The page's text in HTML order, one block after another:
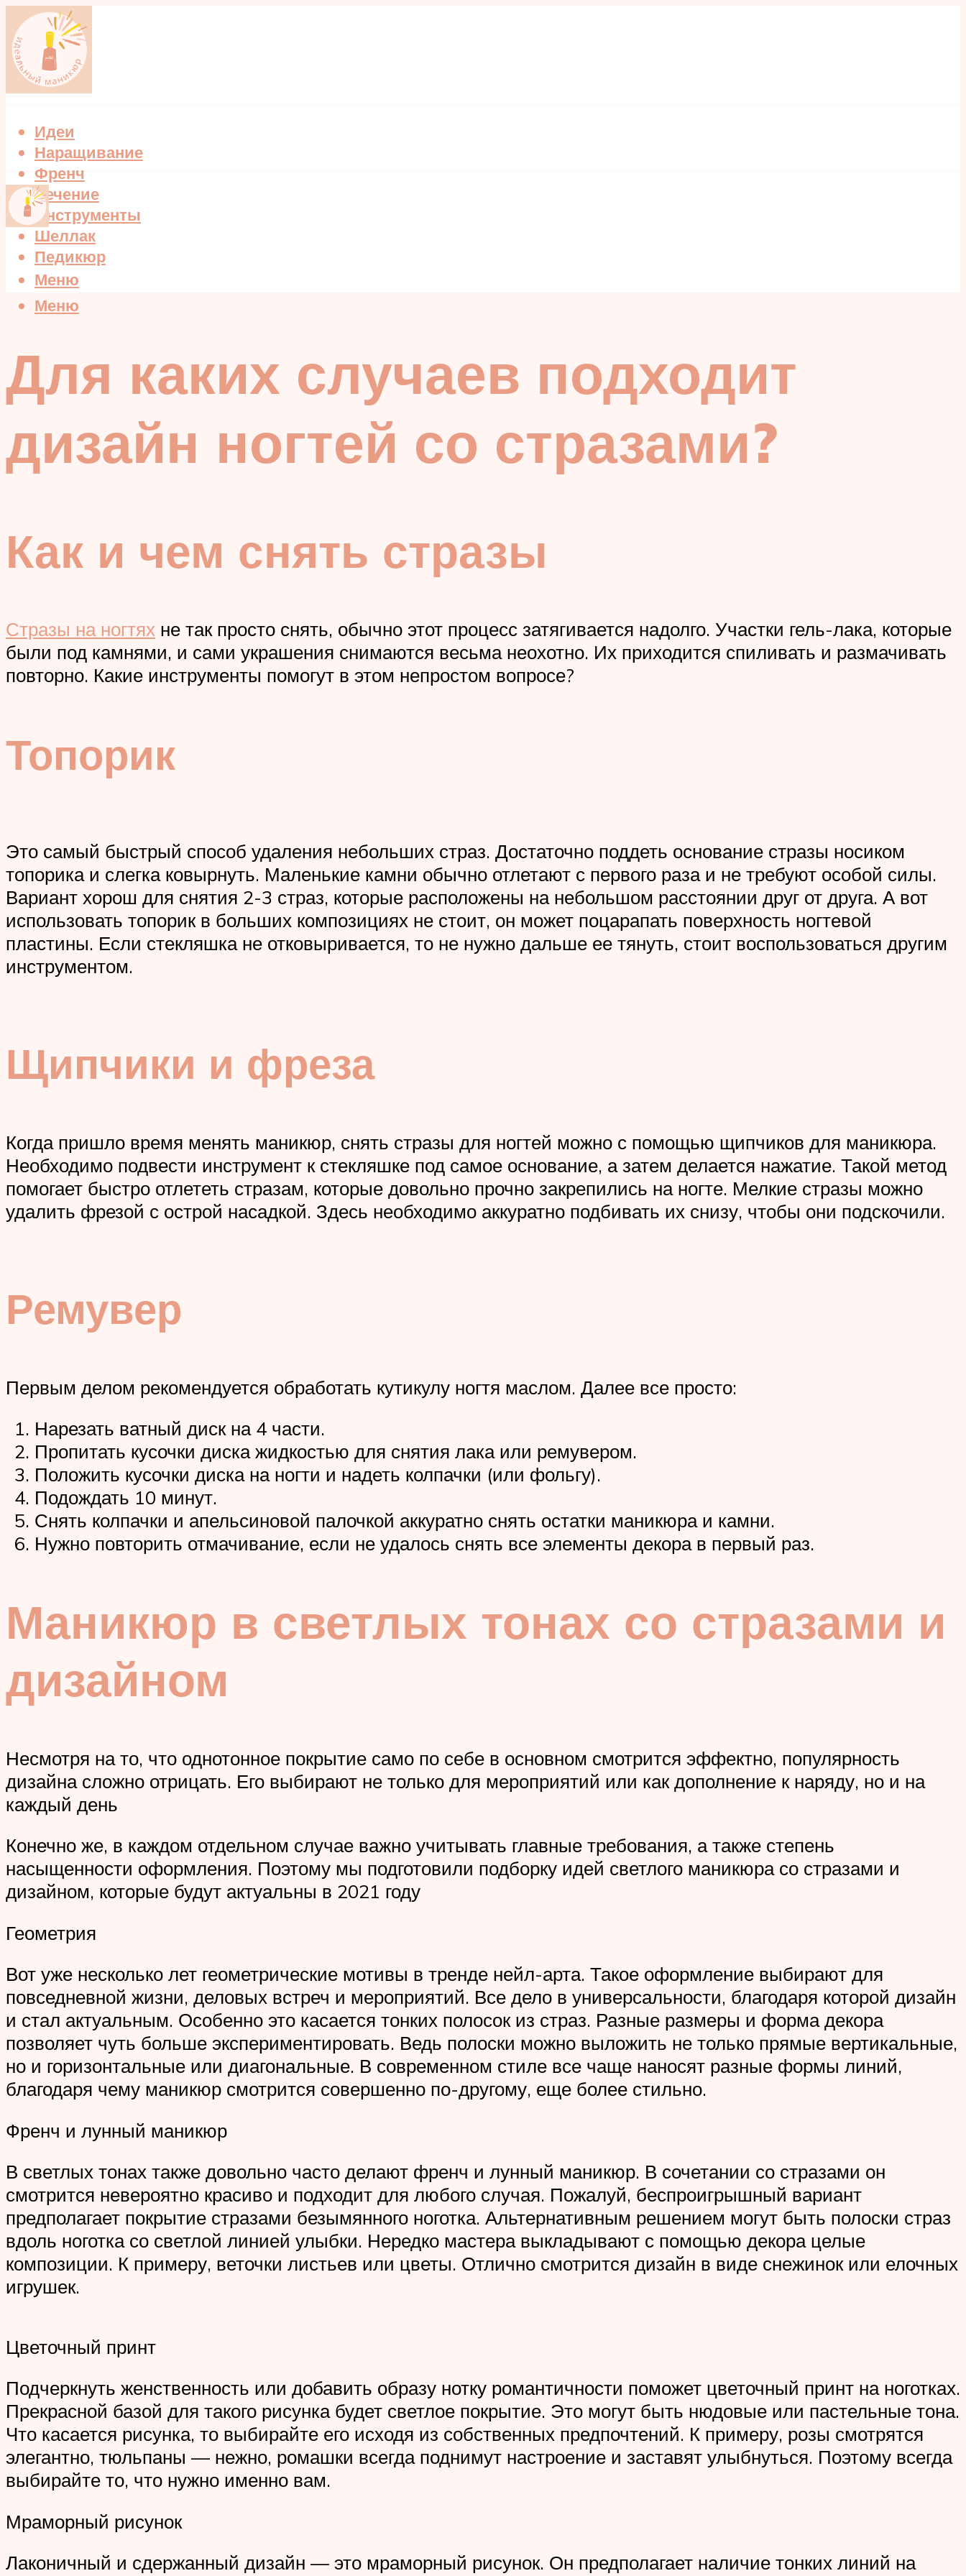
Идеи
Наращивание
Френч
Лечение
Инструменты
Шеллак
Педикюр
Меню
Меню
Для каких случаев подходит
дизайн ногтей со стразами?
Как и чем снять стразы
Стразы на ногтях не так просто снять, обычно этот процесс затягивается надолго. Участки гель-лака, которые
были под камнями, и сами украшения снимаются весьма неохотно. Их приходится спиливать и размачивать
повторно. Какие инструменты помогут в этом непростом вопросе?
Топорик
Это самый быстрый способ удаления небольших страз. Достаточно поддеть основание стразы носиком
топорика и слегка ковырнуть. Маленькие камни обычно отлетают с первого раза и не требуют особой силы.
Вариант хорош для снятия 2-3 страз, которые расположены на небольшом расстоянии друг от друга. А вот
использовать топорик в больших композициях не стоит, он может поцарапать поверхность ногтевой
пластины. Если стекляшка не отковыривается, то не нужно дальше ее тянуть, стоит воспользоваться другим
инструментом.
Щипчики и фреза
Когда пришло время менять маникюр, снять стразы для ногтей можно с помощью щипчиков для маникюра.
Необходимо подвести инструмент к стекляшке под самое основание, а затем делается нажатие. Такой метод
помогает быстро отлететь стразам, которые довольно прочно закрепились на ногте. Мелкие стразы можно
удалить фрезой с острой насадкой. Здесь необходимо аккуратно подбивать их снизу, чтобы они подскочили.
Ремувер
Первым делом рекомендуется обработать кутикулу ногтя маслом. Далее все просто:
Нарезать ватный диск на 4 части.
Пропитать кусочки диска жидкостью для снятия лака или ремувером.
Положить кусочки диска на ногти и надеть колпачки (или фольгу).
Подождать 10 минут.
Снять колпачки и апельсиновой палочкой аккуратно снять остатки маникюра и камни.
Нужно повторить отмачивание, если не удалось снять все элементы декора в первый раз.
Маникюр в светлых тонах со стразами и
дизайном
Несмотря на то, что однотонное покрытие само по себе в основном смотрится эффектно, популярность
дизайна сложно отрицать. Его выбирают не только для мероприятий или как дополнение к наряду, но и на
каждый день
Конечно же, в каждом отдельном случае важно учитывать главные требования, а также степень
насыщенности оформления. Поэтому мы подготовили подборку идей светлого маникюра со стразами и
дизайном, которые будут актуальны в 2021 году
Геометрия
Вот уже несколько лет геометрические мотивы в тренде нейл-арта. Такое оформление выбирают для
повседневной жизни, деловых встреч и мероприятий. Все дело в универсальности, благодаря которой дизайн
и стал актуальным. Особенно это касается тонких полосок из страз. Разные размеры и форма декора
позволяет чуть больше экспериментировать. Ведь полоски можно выложить не только прямые вертикальные,
но и горизонтальные или диагональные. В современном стиле все чаще наносят разные формы линий,
благодаря чему маникюр смотрится совершенно по-другому, еще более стильно.
Френч и лунный маникюр
В светлых тонах также довольно часто делают френч и лунный маникюр. В сочетании со стразами он
смотрится невероятно красиво и подходит для любого случая. Пожалуй, беспроигрышный вариант
предполагает покрытие стразами безымянного ноготка. Альтернативным решением могут быть полоски страз
вдоль ноготка со светлой линией улыбки. Нередко мастера выкладывают с помощью декора целые
композиции. К примеру, веточки листьев или цветы. Отлично смотрится дизайн в виде снежинок или елочных
игрушек.
Цветочный принт
Подчеркнуть женственность или добавить образу нотку романтичности поможет цветочный принт на ноготках.
Прекрасной базой для такого рисунка будет светлое покрытие. Это могут быть нюдовые или пастельные тона.
Что касается рисунка, то выбирайте его исходя из собственных предпочтений. К примеру, розы смотрятся
элегантно, тюльпаны — нежно, ромашки всегда поднимут настроение и заставят улыбнуться. Поэтому всегда
выбирайте то, что нужно именно вам.
Мраморный рисунок
Лаконичный и сдержанный дизайн — это мраморный рисунок. Он предполагает наличие тонких линий на